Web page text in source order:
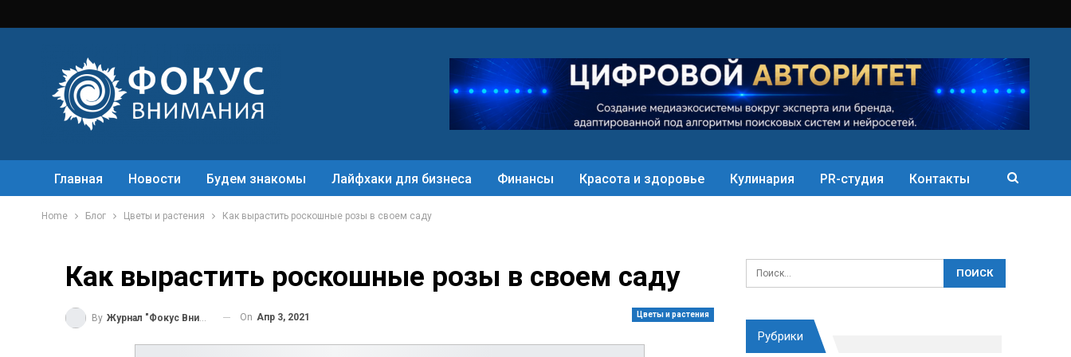
Главная Новости Будем знакомы Лайфхаки для бизнеса Финансы Красота и здоровье Кулинария PR-студия Контакты
Home Блог Цветы и растения Как вырастить роскошные розы в своем саду
Как вырастить роскошные розы в своем саду
Цветы и растения
By Журнал "Фокус Внимания" On Апр 3, 2021
Рубрики